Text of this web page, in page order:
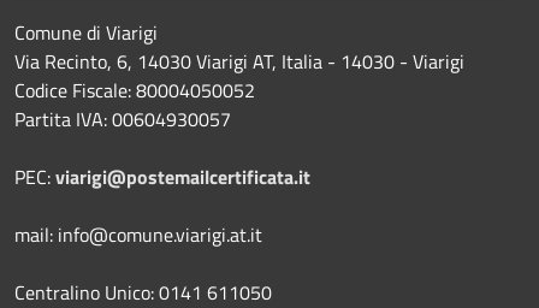
Comune di Viarigi
Via Recinto, 6, 14030 Viarigi AT, Italia - 14030 - Viarigi
Codice Fiscale: 80004050052
Partita IVA: 00604930057
PEC:viarigi@postemailcertificata.it
mail: info@comune.viarigi.at.it
Centralino Unico: 0141 611050